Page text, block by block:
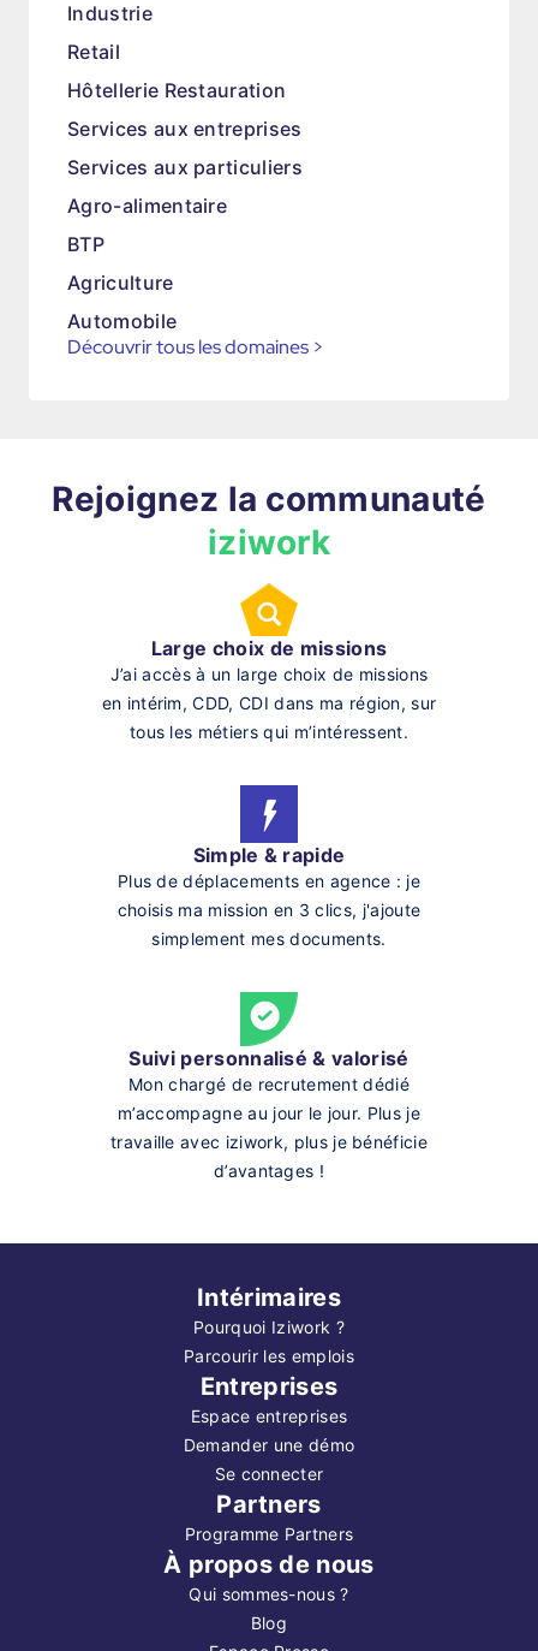
Industrie
Retail
Hôtellerie Restauration
Services aux entreprises
Services aux particuliers
Agro-alimentaire
BTP
Agriculture
Automobile
Découvrir tous les domaines >
Rejoignez la communauté
iziwork
Large choix de missions
J’ai accès à un large choix de missions
en intérim, CDD, CDI dans ma région, sur
tous les métiers qui m’intéressent.
Simple & rapide
Plus de déplacements en agence : je
choisis ma mission en 3 clics, j'ajoute
simplement mes documents.
Suivi personnalisé & valorisé
Mon chargé de recrutement dédié
m’accompagne au jour le jour. Plus je
travaille avec iziwork, plus je bénéficie
d’avantages !
Intérimaires
Pourquoi Iziwork ?
Parcourir les emplois
Entreprises
Espace entreprises
Demander une démo
Se connecter
Partners
Programme Partners
À propos de nous
Qui sommes-nous ?
Blog